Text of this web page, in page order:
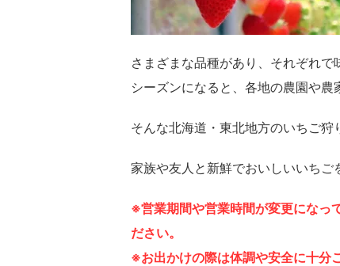
さまざまな品種があり、それぞれで
シーズンになると、各地の農園や農
そんな北海道・東北地方のいちご狩
家族や友人と新鮮でおいしいいちご
※営業期間や営業時間が変更になっ
ださい。
※お出かけの際は体調や安全に十分